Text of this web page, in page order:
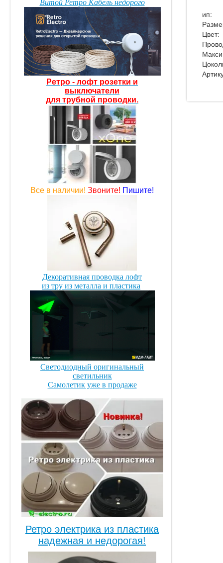
Витой Ретро Кабель недорого
Ретро - лофт розетки и
выключатели
для трубной проводки.
Все в наличии! Звоните! Пишите!
Декоративная проводка лофт
из тру из металла и пластика
Светодиодный оригинальный
светильник
Самолетик уже в продаже
Ретро электрика из пластика
надежная и недорогая!
ип:
Цвет: